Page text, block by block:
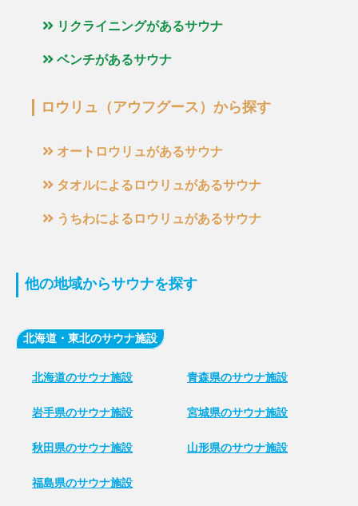
リクライニングがあるサウナ
ベンチがあるサウナ
ロウリュ（アウフグース）から探す
オートロウリュがあるサウナ
タオルによるロウリュがあるサウナ
うちわによるロウリュがあるサウナ
他の地域からサウナを探す
北海道・東北のサウナ施設
北海道のサウナ施設 青森県のサウナ施設
岩手県のサウナ施設 宮城県のサウナ施設
秋田県のサウナ施設 山形県のサウナ施設
福島県のサウナ施設